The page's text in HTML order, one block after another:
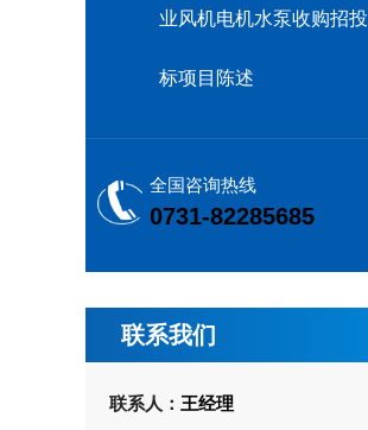
业风机电机水泵收购招投
标项目陈述
全国咨询热线
0731-82285685
联系我们
联系人： 王经理